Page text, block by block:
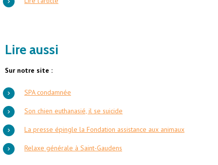
Lire aussi
Sur notre site :
SPA condamnée
Son chien euthanasié, il se suicide
La presse épingle la Fondation assistance aux animaux
Relaxe générale à Saint-Gaudens